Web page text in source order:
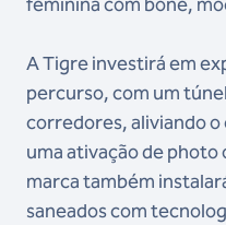
A Tigre investirá em
percurso, com um
corredores, aliviando
uma ativação de
marca também
saneados com